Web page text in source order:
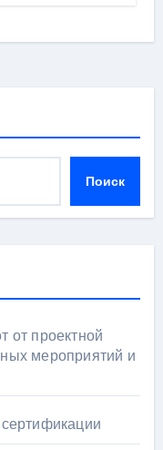
Поиск
от проектной
мероприятий и